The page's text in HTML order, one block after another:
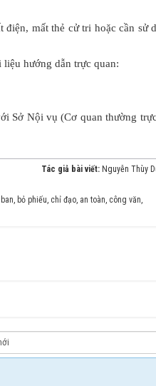
mất thẻ cử tri hoặc cần sử
hướng dẫn trực quan:
Sở Nội vụ (Cơ quan thường
Tác giả bài viết: Nguyễn Thùy
, bỏ phiếu, chỉ đạo, an toàn, công văn,